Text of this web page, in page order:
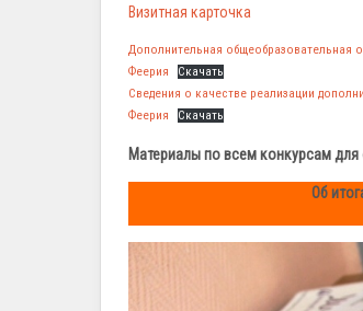
Визитная карточка
Дополнительная общеобразовательная
Феерия
Скачать
Сведения о качестве реализации
Феерия
Скачать
Материалы по всем конкурсам для
Об